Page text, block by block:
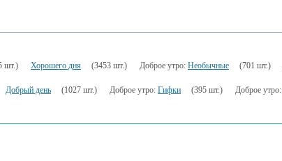
шт.) Хорошего дня (3453 шт.) Доброе утро: Необычные (701 шт.)
Добрый день (1027 шт.) Доброе утро: Гифки (395 шт.) Доброе утро: